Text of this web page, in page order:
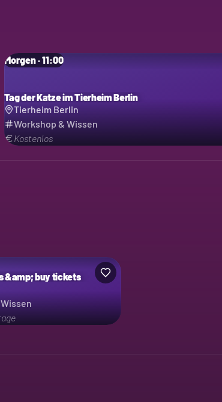
Morgen · 11:00
Tag der Katze im Tierheim Berlin
Tierheim Berlin
Workshop & Wissen
Kostenlos
&amp; buy tickets